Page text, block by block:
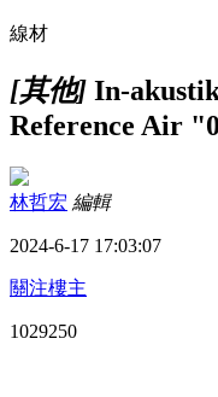
線材
[其他] In-
Reference Air
林哲宏 編輯
2024-6-17 17:03:07
關注樓主
1029250